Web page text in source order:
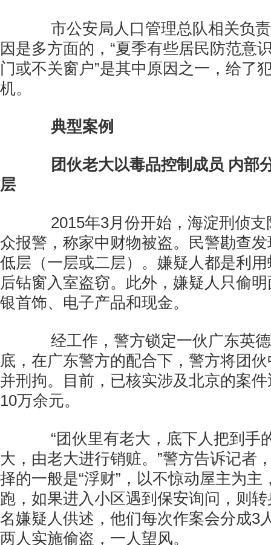
市公安局人口管理总队相关负责
因是多方面的，“夏季有些居民防范意
门或不关窗户”是其中原因之一，给了
机。
典型案例
团伙老大以毒品控制成员 内部
层
2015年3月份开始，海淀刑侦支
众报警，称家中财物被盗。民警勘查
低层（一层或二层）。嫌疑人都是利
后钻窗入室盗窃。此外，嫌疑人只偷
银首饰、电子产品和现金。
经工作，警方锁定一伙广东英德
底，在广东警方的配合下，警方将团
并刑拘。目前，已核实涉及北京的案
10万余元。
“团伙里有老大，底下人把到手
大，由老大进行销赃。”警方告诉记者
择的一般是“浮财”，以不惊动屋主为主
跑，如果进入小区遇到保安询问，则
名嫌疑人供述，他们每次作案会分成3
两人实施偷盗，一人望风。